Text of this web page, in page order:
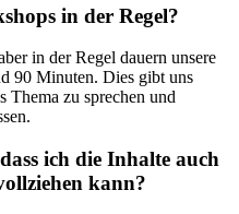
in der Regel?
⁢in⁤ der Regel dauern‌ unsere
90 Minuten. Dies gibt uns
Thema ⁤zu sprechen⁢ und
ich die Inhalte auch
kann?